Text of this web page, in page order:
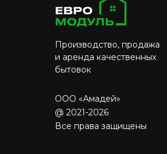
Производство, продажа
и аренда качественных
бытовок
ООО «Амадей»
@ 2021-2026
Все права защищены